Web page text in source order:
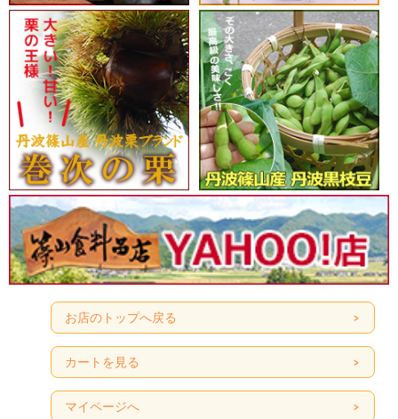
お店のトップへ戻る
カートを見る
マイページへ